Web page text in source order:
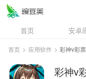
首页 安卓
资讯
专
问答
首页 > 应用软件 > 彩神v彩
彩神v